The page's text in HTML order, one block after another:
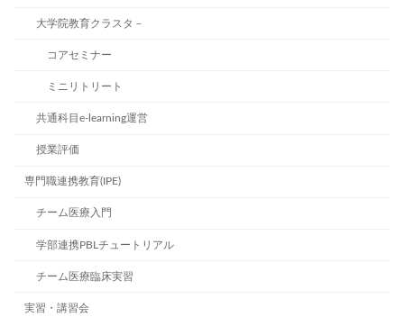
大学院教育クラスタ－
コアセミナー
ミニリトリート
共通科目e-learning運営
授業評価
専門職連携教育(IPE)
チーム医療入門
学部連携PBLチュートリアル
チーム医療臨床実習
実習・講習会